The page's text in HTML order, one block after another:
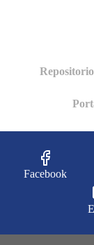
Facebook